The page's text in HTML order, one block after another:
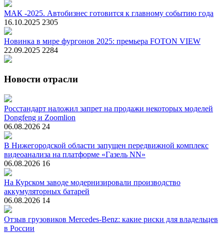
МАК -2025. Автобизнес готовится к главному событию года
16.10.2025 2305
Новинка в мире фургонов 2025: премьера FOTON VIEW
22.09.2025 2284
Новости отрасли
Росстандарт наложил запрет на продажи некоторых моделей
Dongfeng и Zoomlion
06.08.2026 24
В Нижегородской области запущен передвижной комплекс
видеоанализа на платформе «Газель NN»
06.08.2026 16
На Курском заводе модернизировали производство
аккумуляторных батарей
06.08.2026 14
Отзыв грузовиков Mercedes-Benz: какие риски для владельцев
в России